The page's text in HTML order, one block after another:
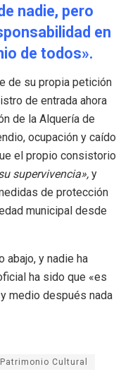
nadie, pero
en
de todos».
de su propia petición
de entrada ahora
de la Alquería de
ocupación y caído
el propio consistorio
supervivencia», y
de protección
municipal desde
abajo, y nadie ha
ha sido que «es
medio después nada
Cultural